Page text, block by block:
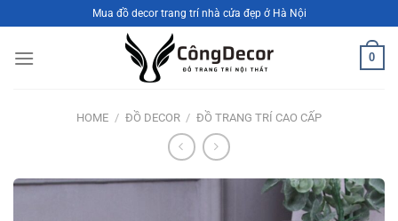
qua
nội
Mua đồ decor trang trí nhà cửa đẹp ở Hà Nội
0
HOME / ĐỒ DECOR / ĐỒ TRANG TRÍ CAO CẤP